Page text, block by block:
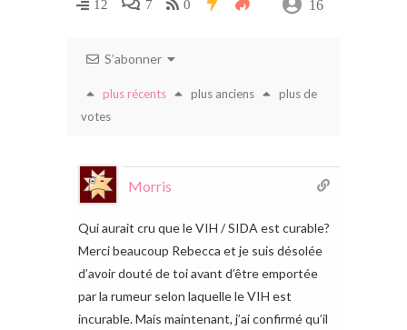
12 7 0 16
S’abonner
plus récents plus anciens
plus de
votes
Morris
Qui aurait cru que le VIH / SIDA est curable?
Merci beaucoup Rebecca et je suis désolée
d’avoir douté de toi avant d’être emportée
par la rumeur selon laquelle le VIH est
incurable. Mais maintenant, j’ai confirmé qu’il